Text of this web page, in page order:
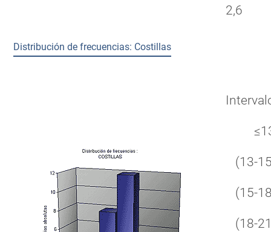
2,6
Distribución de frecuencias: Costillas
(13-
(15-
(18-